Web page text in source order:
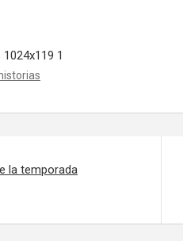
la temporada